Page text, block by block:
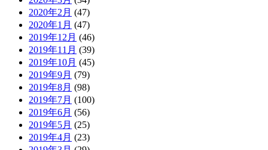
2020年2月 (47)
2020年1月 (47)
2019年12月 (46)
2019年11月 (39)
2019年10月 (45)
2019年9月 (79)
2019年8月 (98)
2019年7月 (100)
2019年6月 (56)
2019年5月 (25)
2019年4月 (23)